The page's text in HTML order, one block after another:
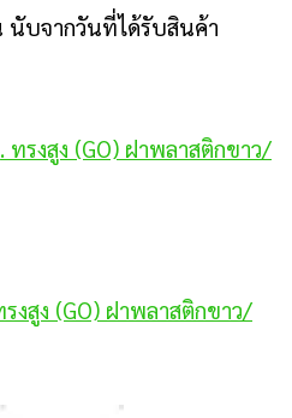
นับจากวันที่ได้รับสินค้า
งสูง (GO) ฝาพลาสติกขาว/